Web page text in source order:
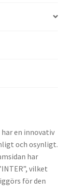
en innovativ
och osynligt.
har
vilket
för den